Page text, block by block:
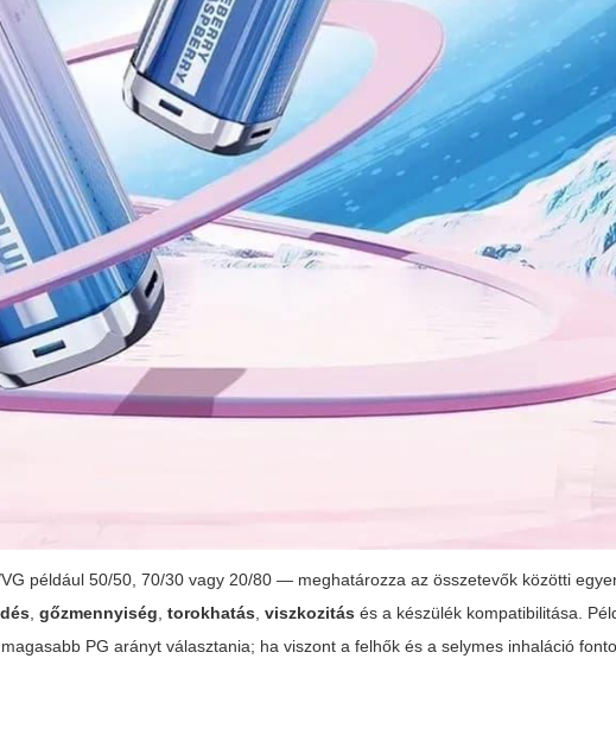
például 50/50, 70/30 vagy 20/80 — meghatározza az összetevők közötti
,gőzmennyiség,torokhatás,viszkozitás és a készülék kompatibilitása.
PG arányt választania; ha viszont a felhők és a selymes inhaláció